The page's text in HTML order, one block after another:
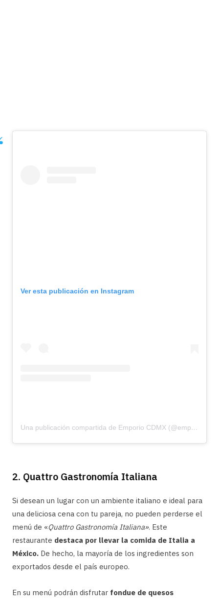
Ver esta publicación en Instagram
Una publicación compartida de Emporio CDMX (@emporio_cdmx)
2. Quattro Gastronomía Italiana
Si desean un lugar con un ambiente italiano e ideal para
una deliciosa cena con tu pareja, no pueden perderse el
menú de «Quattro Gastronomía Italiana». Este
restaurante destaca por llevar la comida de Italia a
México. De hecho, la mayoría de los ingredientes son
exportados desde el país europeo.
En su menú podrán disfrutar fondue de quesos